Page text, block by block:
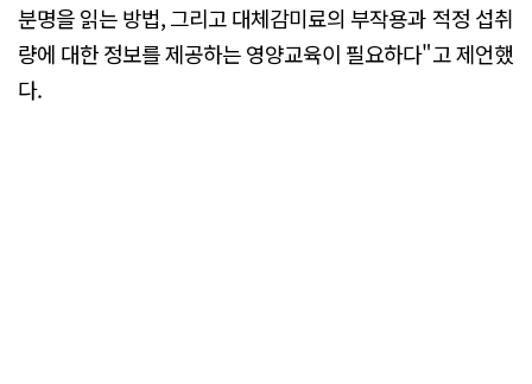
분명을 읽는 방법, 그리고 대체감미료의 부작용과 적정 섭취
량에 대한 정보를 제공하는 영양교육이 필요하다"고 제언했
다.